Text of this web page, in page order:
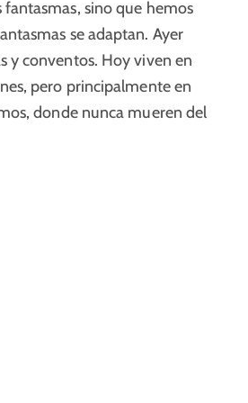
fantasmas, sino que hemos
se adaptan. Ayer
y conventos. Hoy viven en
pero principalmente en
donde nunca mueren del